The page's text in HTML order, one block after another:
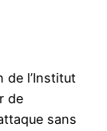
de l’Institut
de
sans